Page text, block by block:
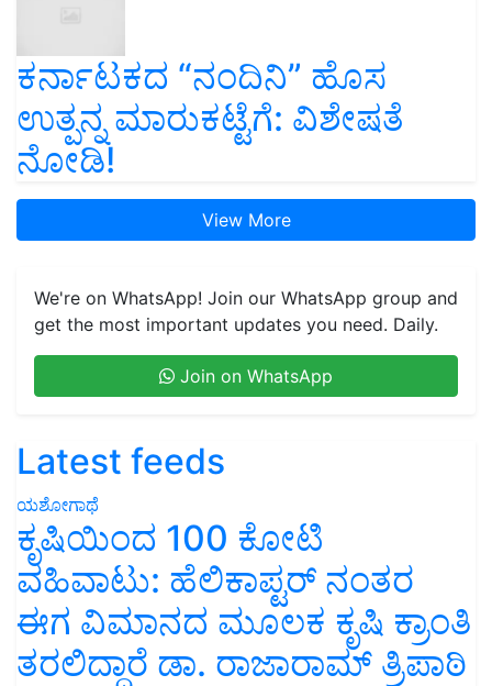
ಕರ್ನಾಟಕದ “ನಂದಿನಿ” ಹೊಸ
ಉತ್ಪನ್ನ ಮಾರುಕಟ್ಟೆಗೆ: ವಿಶೇಷತೆ
ನೋಡಿ!
View More
We're on WhatsApp! Join our WhatsApp group and
get the most important updates you need. Daily.
Join on WhatsApp
Latest feeds
ಯಶೋಗಾಥೆ
ಕೃಷಿಯಿಂದ 100 ಕೋಟಿ
ವಹಿವಾಟು: ಹೆಲಿಕಾಪ್ಟರ್ ನಂತರ
ಈಗ ವಿಮಾನದ ಮೂಲಕ ಕೃಷಿ ಕ್ರಾಂತಿ
ತರಲಿದ್ದಾರೆ ಡಾ. ರಾಜಾರಾಮ್ ತ್ರಿಪಾಠಿ